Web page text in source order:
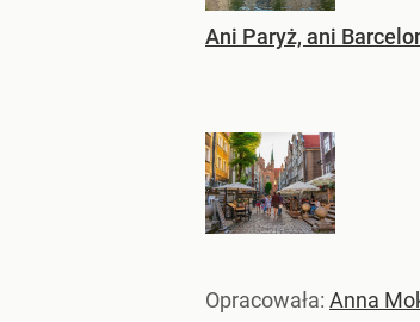
Ani Paryż, ani
Opracowała: Anna